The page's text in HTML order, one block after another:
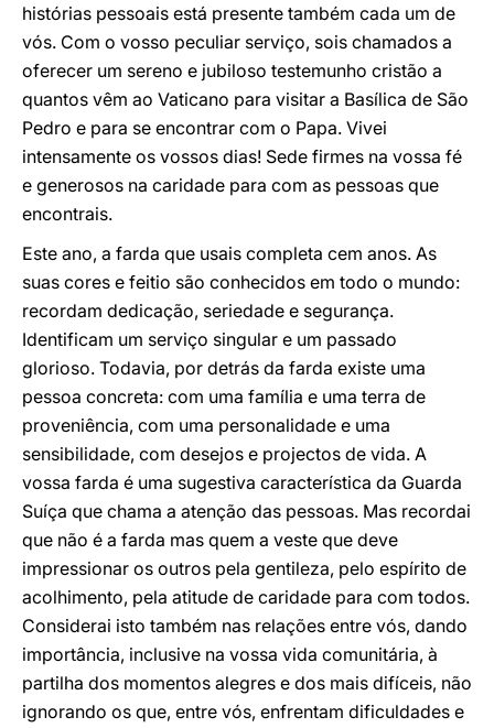
histórias pessoais está presente também cada um de
vós. Com o vosso peculiar serviço, sois chamados a
oferecer um sereno e jubiloso testemunho cristão a
quantos vêm ao Vaticano para visitar a Basílica de São
Pedro e para se encontrar com o Papa. Vivei
intensamente os vossos dias! Sede firmes na vossa fé
e generosos na caridade para com as pessoas que
encontrais.
Este ano, a farda que usais completa cem anos. As
suas cores e feitio são conhecidos em todo o mundo:
recordam dedicação, seriedade e segurança.
Identificam um serviço singular e um passado
glorioso. Todavia, por detrás da farda existe uma
pessoa concreta: com uma família e uma terra de
proveniência, com uma personalidade e uma
sensibilidade, com desejos e projectos de vida. A
vossa farda é uma sugestiva característica da Guarda
Suíça que chama a atenção das pessoas. Mas recordai
que não é a farda mas quem a veste que deve
impressionar os outros pela gentileza, pelo espírito de
acolhimento, pela atitude de caridade para com todos.
Considerai isto também nas relações entre vós, dando
importância, inclusive na vossa vida comunitária, à
partilha dos momentos alegres e dos mais difíceis, não
ignorando os que, entre vós, enfrentam dificuldades e